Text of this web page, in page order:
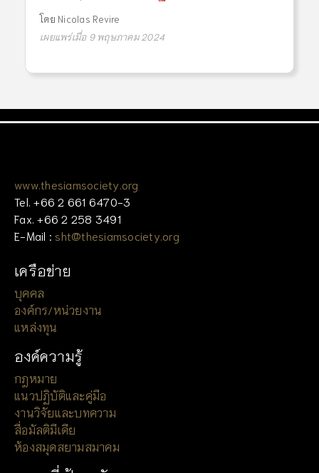
โดย Nicolas Revire
เผยแพร่เมื่อ 9 พฤษภาคม 2024
www.thesiamsociety.org
Tel. +66 2 661 6470-3
Fax. +66 2 258 3491
E-Mail : sht@thesiamsociety.org
เครือข่าย
บุคคล
องค์กร/หน่วยงาน
แหล่งทุน
องค์ความรู้
กฎหมาย
แนวปฏิบัติและคู่มือ
งานวิจัยและบทความ
สื่อมัลติมีเดีย
ห้องสมุดสยามสมาคม